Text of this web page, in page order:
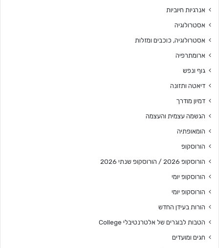
אנרגיות חיוביות
אסטרולוגיה
אסטרולוגיה, כוכבים ומזלות
ארומתרפיה
גוף ונפש
דיאטה ותזונה
דמיון מודרך
הגשמה עצמית והעצמה
הומאופתיה
הורוסקופ
הורוסקופ 2026 / הורוסקופ שנתי 2026
הורוסקופ יומי
הורוסקופ יומי
הורות בעידן החדש
הטבות לבוגרים של אלטרנטיבלי College
חגים ומועדים